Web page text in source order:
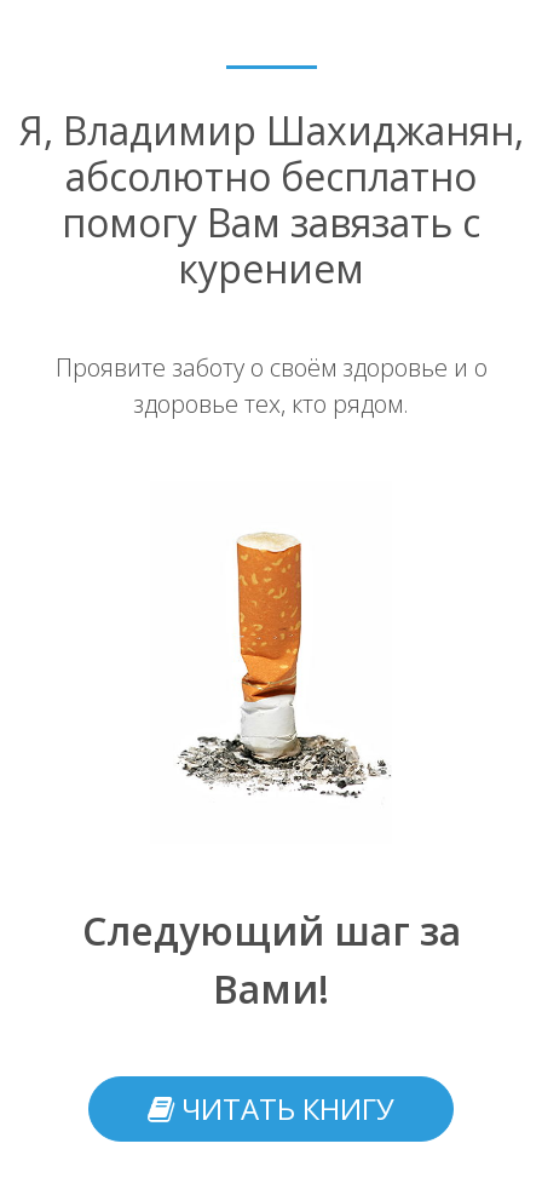
Я, Владимир Шахиджанян,
абсолютно бесплатно
помогу Вам завязать с
курением
Проявите заботу о своём здоровье и о
здоровье тех, кто рядом.
Следующий шаг за
Вами!
ЧИТАТЬ КНИГУ